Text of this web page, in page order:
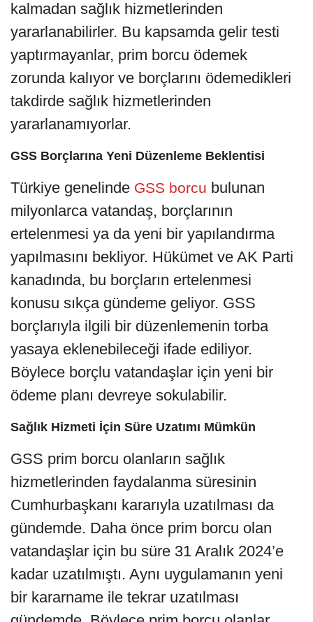
kalmadan sağlık hizmetlerinden
yararlanabilirler. Bu kapsamda gelir testi
yaptırmayanlar, prim borcu ödemek
zorunda kalıyor ve borçlarını ödemedikleri
takdirde sağlık hizmetlerinden
yararlanamıyorlar.
GSS Borçlarına Yeni Düzenleme Beklentisi
Türkiye genelinde GSS borcu bulunan
milyonlarca vatandaş, borçlarının
ertelenmesi ya da yeni bir yapılandırma
yapılmasını bekliyor. Hükümet ve AK Parti
kanadında, bu borçların ertelenmesi
konusu sıkça gündeme geliyor. GSS
borçlarıyla ilgili bir düzenlemenin torba
yasaya eklenebileceği ifade ediliyor.
Böylece borçlu vatandaşlar için yeni bir
ödeme planı devreye sokulabilir.
Sağlık Hizmeti İçin Süre Uzatımı Mümkün
GSS prim borcu olanların sağlık
hizmetlerinden faydalanma süresinin
Cumhurbaşkanı kararıyla uzatılması da
gündemde. Daha önce prim borcu olan
vatandaşlar için bu süre 31 Aralık 2024’e
kadar uzatılmıştı. Aynı uygulamanın yeni
bir kararname ile tekrar uzatılması